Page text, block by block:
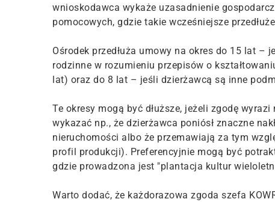
wnioskodawca wykaże uzasadnienie
pomocowych, gdzie takie wcześniejsze
Ośrodek przedłuża umowy na okres do 15 lat
rodzinne w rozumieniu przepisów o
lat) oraz do 8 lat – jeśli dzierżawcą są inne
Te okresy mogą być dłuższe, jeżeli zgodę
wykazać np., że dzierżawca poniósł znaczne
nieruchomości albo że przemawiają za tym
profil produkcji). Preferencyjnie mogą być
gdzie prowadzona jest "plantacja kultur
Warto dodać, że każdorazowa zgoda szefa